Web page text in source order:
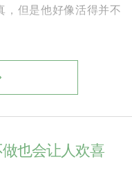
，但是他好像活得并不
也会让人欢喜